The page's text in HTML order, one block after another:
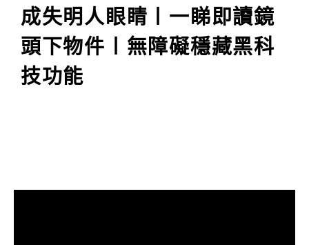
成失明人眼睛〡一睇即讀鏡
頭下物件〡無障礙穩藏黑科
技功能